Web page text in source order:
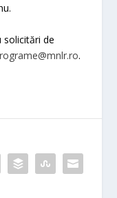
de
.